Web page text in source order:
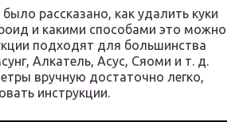
рассказано, как удалить куки
и какими способами это можно
подходят для большинства
Алкатель, Асус, Сяоми и т. д.
вручную достаточно легко,
инструкции.